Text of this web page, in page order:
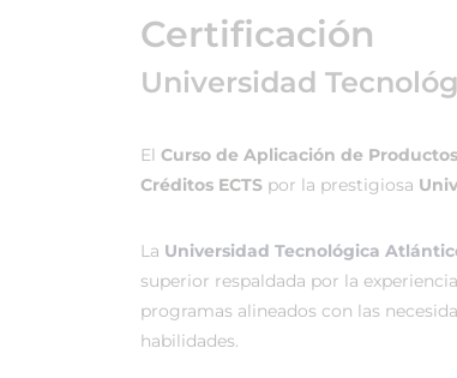
Certificación
Universidad
El Curso de Aplicación de
Créditos ECTS por la prestigiosa
La Universidad Tecnológica
superior respaldada por la
programas alineados con las
habilidades.